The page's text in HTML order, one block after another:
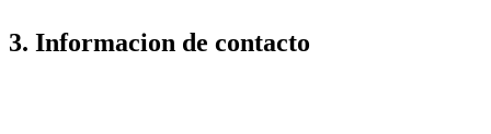
3. Informacion de contacto